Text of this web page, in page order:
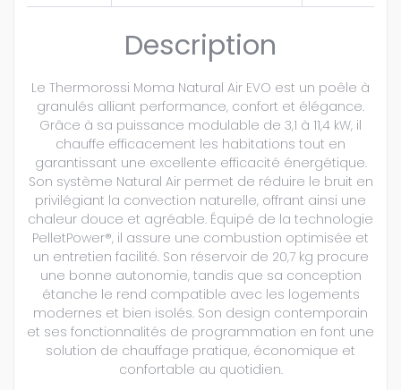
Description
Le Thermorossi Moma Natural Air EVO est un poêle à
granulés alliant performance, confort et élégance.
Grâce à sa puissance modulable de 3,1 à 11,4 kW, il
chauffe efficacement les habitations tout en
garantissant une excellente efficacité énergétique.
Son système Natural Air permet de réduire le bruit en
privilégiant la convection naturelle, offrant ainsi une
chaleur douce et agréable. Équipé de la technologie
PelletPower®, il assure une combustion optimisée et
un entretien facilité. Son réservoir de 20,7 kg procure
une bonne autonomie, tandis que sa conception
étanche le rend compatible avec les logements
modernes et bien isolés. Son design contemporain
et ses fonctionnalités de programmation en font une
solution de chauffage pratique, économique et
confortable au quotidien.